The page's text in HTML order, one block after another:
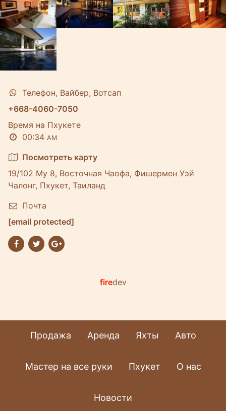
Телефон, Вайбер, Вотсап
+668-4060-7050
Время на Пхукете
00:34 AM
Посмотреть карту
19/102 Му 8, Восточная Чаофа, Фишермен Уэй
Чалонг, Пхукет, Таиланд
Почта
[email protected]
firedev
Продажа Аренда Яхты Авто
Мастер на все руки Пхукет О нас
Новости